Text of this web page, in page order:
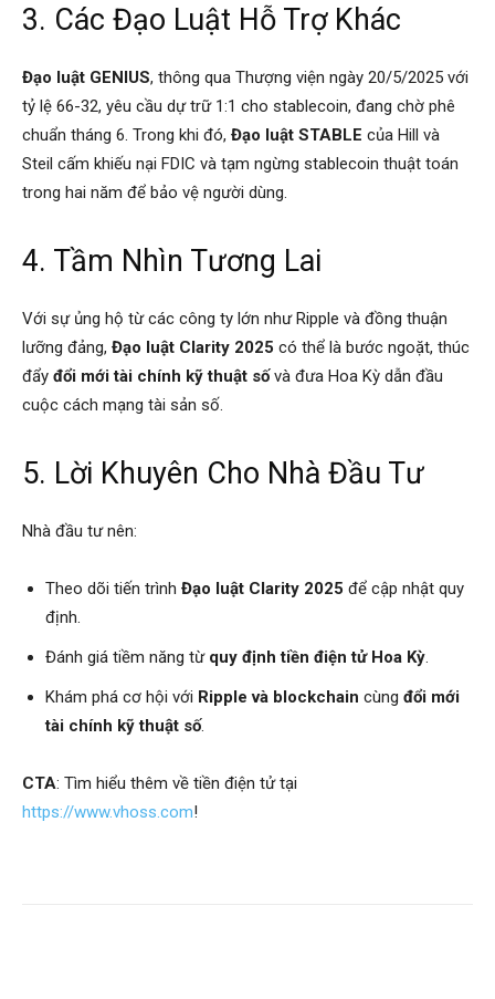
3. Các Đạo Luật Hỗ Trợ Khác
Đạo luật GENIUS, thông qua Thượng viện ngày 20/5/2025 với
tỷ lệ 66-32, yêu cầu dự trữ 1:1 cho stablecoin, đang chờ phê
chuẩn tháng 6. Trong khi đó, Đạo luật STABLE của Hill và
Steil cấm khiếu nại FDIC và tạm ngừng stablecoin thuật toán
trong hai năm để bảo vệ người dùng.
4. Tầm Nhìn Tương Lai
Với sự ủng hộ từ các công ty lớn như Ripple và đồng thuận
lưỡng đảng, Đạo luật Clarity 2025 có thể là bước ngoặt, thúc
đẩy đổi mới tài chính kỹ thuật sốvà đưa Hoa Kỳ dẫn đầu
cuộc cách mạng tài sản số.
5. Lời Khuyên Cho Nhà Đầu Tư
Nhà đầu tư nên:
Theo dõi tiến trình Đạo luật Clarity 2025 để cập nhật quy
định.
Đánh giá tiềm năng từ quy định tiền điện tử Hoa Kỳ.
Khám phá cơ hội với Ripple và blockchain cùng đổi mới
tài chính kỹ thuật số.
CTA: Tìm hiểu thêm về tiền điện tử tại
https://www.vhoss.com!